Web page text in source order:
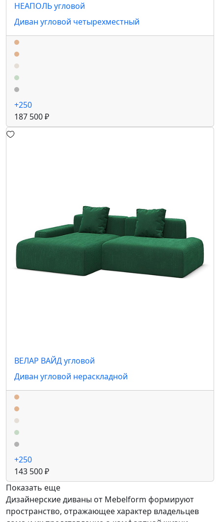
НЕАПОЛЬ угловой
Диван угловой четырехместный
+250
187 500 ₽
ВЕЛАР ВАЙД угловой
Диван угловой нераскладной
+250
143 500 ₽
Показать еще
Дизайнерские диваны от Mebelform формируют
пространство, отражающее характер владельцев